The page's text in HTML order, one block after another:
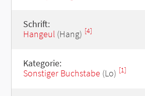
Schrift:
Hangeul(Hang) [4]
Kategorie:
Sonstiger Buchstabe (Lo) [1]